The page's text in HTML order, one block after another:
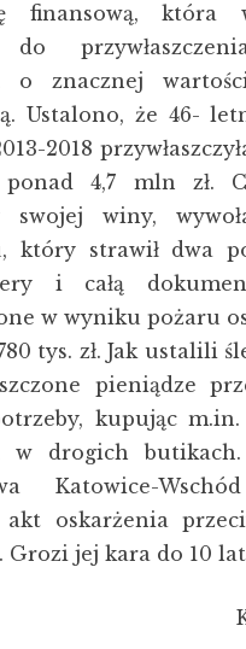
finansową, która
do
o znacznej
Ustalono, że 46-
2018
4,7 mln zł.
swojej winy,
który strawił dwa
i całą
w wyniku pożaru
tys. zł. Jak ustalili
pieniądze
kupując
w drogich
Katowice-
akt oskarżenia
Grozi jej kara do 10